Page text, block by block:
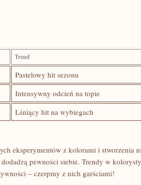
Trend
Pastelowy ⁤hit sezonu
Intensywny odcień ⁢na ​topie
Lśniący hit na wybiegach
eksperymentów z⁤ kolorami i stworzenia
pewności siebie. Trendy w
– czerpmy ⁣z‌ nich garściami!